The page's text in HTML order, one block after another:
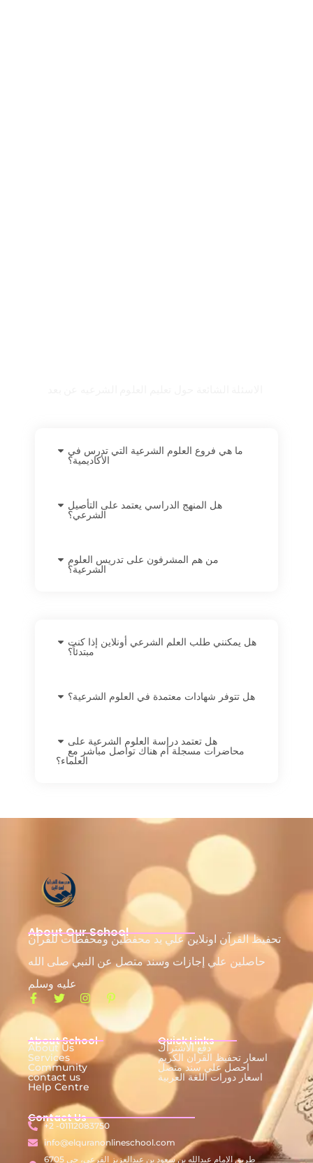
ما هي فروع العلوم الشرعية التي تدرس في
الأكاديمية؟
هل المنهج الدراسي يعتمد على التأصيل
الشرعي؟
من هم المشرفون على تدريس العلوم
الشرعية؟
هل يمكنني طلب العلم الشرعي أونلاين إذا كنت
مبتدئاً؟
هل تتوفر شهادات معتمدة في العلوم الشرعية؟
هل تعتمد دراسة العلوم الشرعية على
محاضرات مسجلة أم هناك تواصل مباشر مع
العلماء؟
About Our School
تحفيظ القرآن اونلاين علي يد محفظين ومحفظات للقرآن
حاصلين علي إجازات وسند متصل عن النبي صلى الله
عليه وسلم
About School
About Us
Services
Community
contact us
Help Centre
Quick Links
دفع الاشتراك
اسعار تحفيظ القران الكريم
احصل علي سند متصل
اسعار دورات اللغة العربية
Contact Us
+2 -01112083750
info@elquranonlineschool.com
6705 طريق الإمام عبدالله بن سعود بن عبدالعزيز الفرعي، حي